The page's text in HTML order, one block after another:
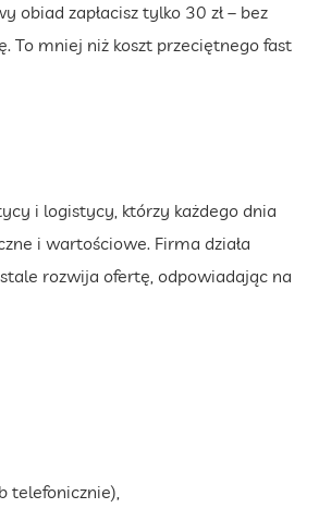
obiad zapłacisz tylko 30 zł – bez
To mniej niż koszt przeciętnego fast
i logistycy, którzy każdego dnia
i wartościowe. Firma działa
rozwija ofertę, odpowiadając na
telefonicznie),